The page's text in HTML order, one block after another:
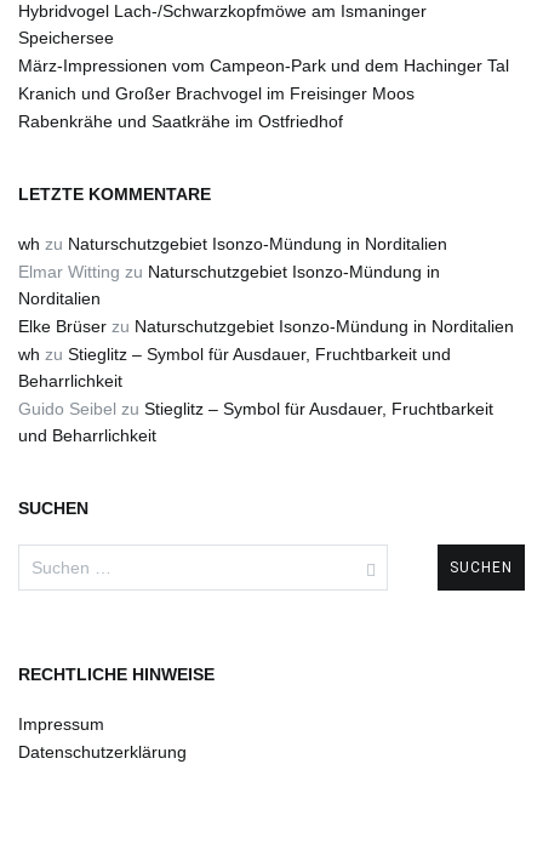
Hybridvogel Lach-/Schwarzkopfmöwe am Ismaninger
Speichersee
März-Impressionen vom Campeon-Park und dem Hachinger Tal
Kranich und Großer Brachvogel im Freisinger Moos
Rabenkrähe und Saatkrähe im Ostfriedhof
LETZTE KOMMENTARE
wh zu Naturschutzgebiet Isonzo-Mündung in Norditalien
Elmar Witting zu Naturschutzgebiet Isonzo-Mündung in
Norditalien
Elke Brüser zu Naturschutzgebiet Isonzo-Mündung in Norditalien
wh zu Stieglitz – Symbol für Ausdauer, Fruchtbarkeit und
Beharrlichkeit
Guido Seibel zu Stieglitz – Symbol für Ausdauer, Fruchtbarkeit
und Beharrlichkeit
SUCHEN
RECHTLICHE HINWEISE
Impressum
Datenschutzerklärung